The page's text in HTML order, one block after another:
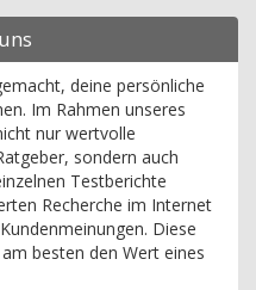
deine persönliche
Im Rahmen unseres
nur wertvolle
sondern auch
Testberichte
Recherche im Internet
Diese
besten den Wert eines